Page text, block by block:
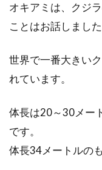
オキアミは、クジ
ことはお話しました
世界で一番大きい
れています。
体長は20～30メー
です。
体長34メートルの